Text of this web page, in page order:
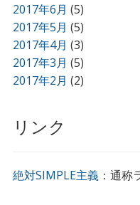
2017年6月 (5)
2017年5月 (5)
2017年4月 (3)
2017年3月 (5)
2017年2月 (2)
リンク
絶対SIMPLE主義：通称